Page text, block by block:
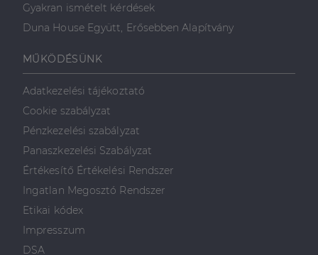
Gyakran ismételt kérdések
Duna House Együtt, Erősebben Alapítvány
MŰKÖDÉSÜNK
Adatkezelési tájékoztató
Cookie szabályzat
Pénzkezelési szabályzat
Panaszkezelési Szabályzat
Értékesítő Értékelési Rendszer
Ingatlan Megosztó Rendszer
Etikai kódex
Impresszum
DSA